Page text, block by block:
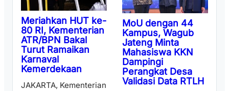
Meriahkan HUT ke-
80 RI, Kementerian
ATR/BPN Bakal
Turut Ramaikan
Karnaval
Kemerdekaan
JAKARTA, Kementerian
MoU dengan 44
Kampus, Wagub
Jateng Minta
Mahasiswa KKN
Dampingi
Perangkat Desa
Validasi Data RTLH